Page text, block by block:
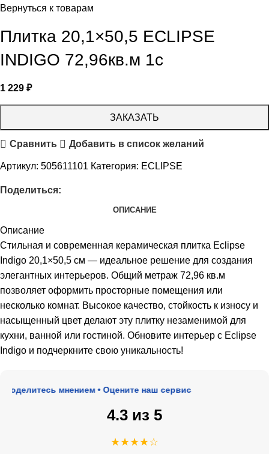
Вернуться к товарам
Плитка 20,1×50,5 ECLIPSE
INDIGO 72,96кв.м 1с
1 229 ₽
ЗАКАЗАТЬ
Сравнить Добавить в список желаний
Артикул: 505611101 Категория: ECLIPSE
Поделиться:
ОПИСАНИЕ
Описание
Стильная и современная керамическая плитка Eclipse
Indigo 20,1×50,5 см — идеальное решение для создания
элегантных интерьеров. Общий метраж 72,96 кв.м
позволяет оформить просторные помещения или
несколько комнат. Высокое качество, стойкость к износу и
насыщенный цвет делают эту плитку незаменимой для
кухни, ванной или гостиной. Обновите интерьер с Eclipse
Indigo и подчеркните свою уникальность!
мнением • Оцените наш сервис
4.3 из 5
★★★★☆